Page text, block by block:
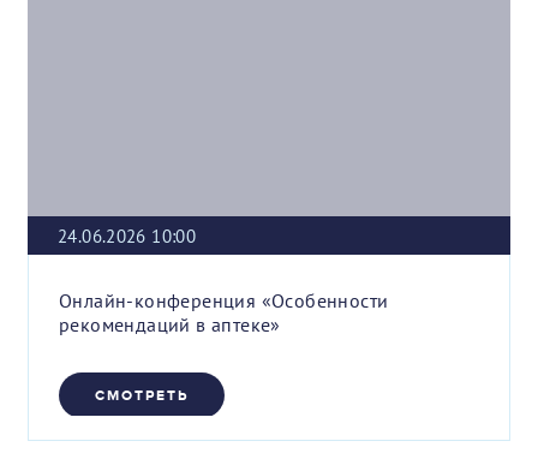
24.06.2026 10:00
Онлайн-конференция «Особенности
рекомендаций в аптеке»
СМОТРЕТЬ